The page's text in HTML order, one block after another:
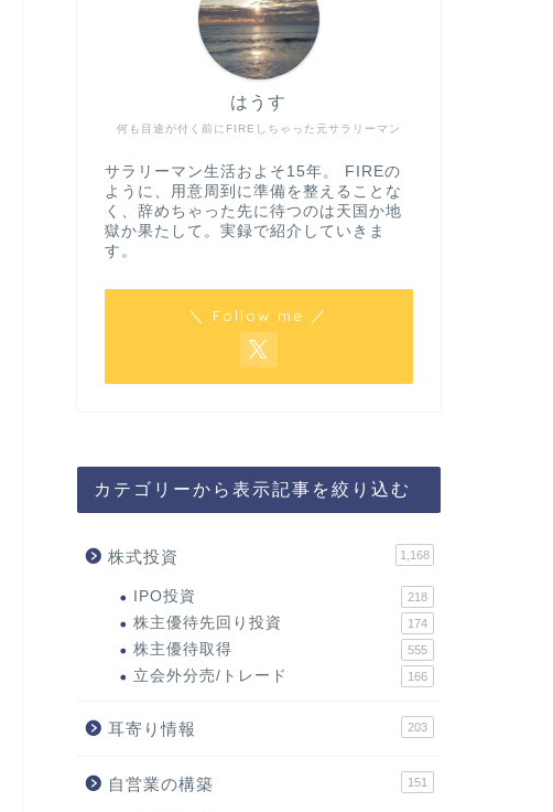
何も目途が付く前にFIREしちゃった元サラリーマン
はうす
サラリーマン生活およそ15年。 FIREの
ように、用意周到に準備を整えることな
く、辞めちゃった先に待つのは天国か地
獄か果たして。実録で紹介していきま
す。
＼ Follow me ／
カテゴリーから表示記事を絞り込む
株式投資 1,168
IPO投資 218
株主優待先回り投資 174
株主優待取得 555
立会外分売/トレード 166
耳寄り情報 203
自営業の構築 151